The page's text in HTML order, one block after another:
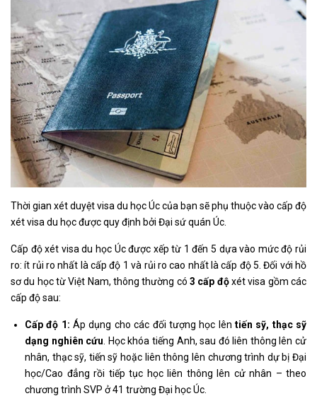
Thời gian xét duyệt visa du học Úc của bạn sẽ phụ thuộc vào cấp độ
xét visa du học được quy định bởi Đại sứ quán Úc.
Cấp độ xét visa du học Úc được xếp từ 1 đến 5 dựa vào mức độ rủi
ro: ít rủi ro nhất là cấp độ 1 và rủi ro cao nhất là cấp độ 5. Đối với hồ
sơ du học từ Việt Nam, thông thường có 3 cấp độxét visa gồm các
cấp độ sau:
Cấp độ 1: Áp dụng cho các đối tượng học lên tiến sỹ, thạc sỹ
dạng nghiên cứu . Học khóa tiếng Anh, sau đó liên thông lên cử
nhân, thạc sỹ, tiến sỹ hoặc liên thông lên chương trình dự bị Đại
học/Cao đẳng rồi tiếp tục học liên thông lên cử nhân – theo
chương trình SVP ở 41 trường Đại học Úc.